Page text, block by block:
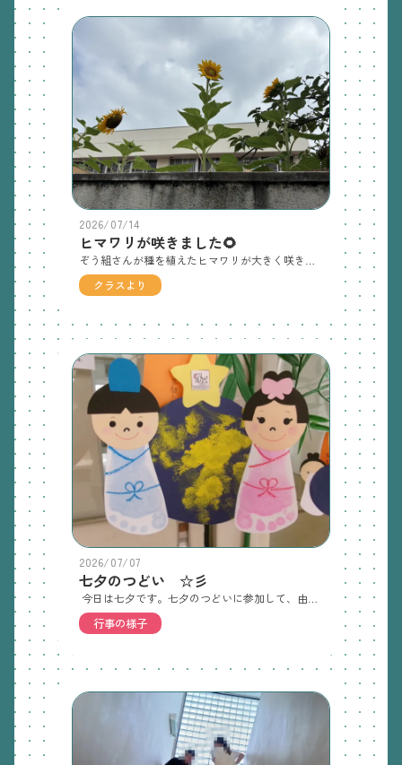
2026/07/14
ヒマワリが咲きました🌻
クラスより
2026/07/07
七夕のつどい ☆彡
行事の様子